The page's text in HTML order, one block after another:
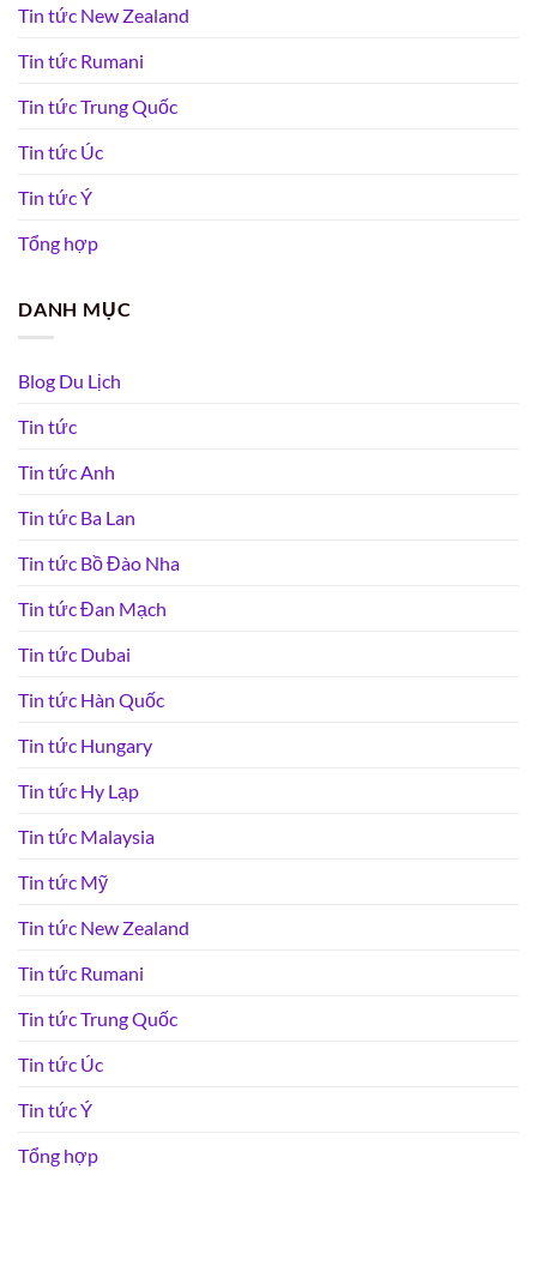
Tin tức New Zealand
Tin tức Rumani
Tin tức Trung Quốc
Tin tức Úc
Tin tức Ý
Tổng hợp
DANH MỤC
Blog Du Lịch
Tin tức
Tin tức Anh
Tin tức Ba Lan
Tin tức Bồ Đào Nha
Tin tức Đan Mạch
Tin tức Dubai
Tin tức Hàn Quốc
Tin tức Hungary
Tin tức Hy Lạp
Tin tức Malaysia
Tin tức Mỹ
Tin tức New Zealand
Tin tức Rumani
Tin tức Trung Quốc
Tin tức Úc
Tin tức Ý
Tổng hợp